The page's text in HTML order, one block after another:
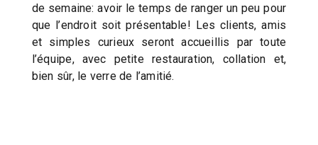
de semaine: avoir le temps de ranger un peu pour
que l’endroit soit présentable! Les clients, amis
et simples curieux seront accueillis par toute
l’équipe, avec petite restauration, collation et,
bien sûr, le verre de l’amitié.